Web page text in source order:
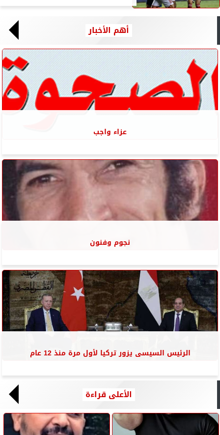
أهم الأخبار
عزاء واجب
نجوم وفنون
الرئيس السيسى يزور تركيا لأول مرة منذ 12 عام
الأعلى قراءة